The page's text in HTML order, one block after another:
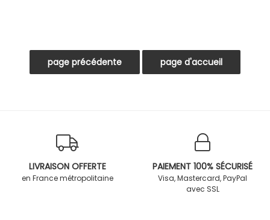
LIVRAISON OFFERTE
en France métropolitaine
PAIEMENT 100% SÉCURISÉ
Visa, Mastercard, PayPal
avec SSL